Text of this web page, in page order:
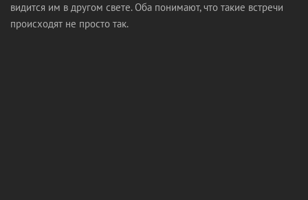
видится им в другом свете. Оба понимают, что такие встречи
происходят не просто так.